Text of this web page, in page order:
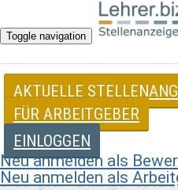
Toggle navigation
AKTUELLE
FÜR ARBEITGEBER
EINLOGGEN
Neu anmelden als
Neu anmelden als
UND ERZIEHER
Wir haben uns seit 20 Jahren
Bildungseinrichtungen